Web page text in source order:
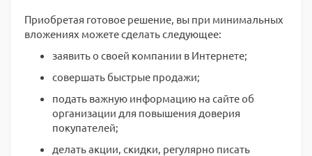
Приобретая готовое решение, вы при минимальных
вложениях можете сделать следующее:
заявить о своей компании в Интернете;
совершать быстрые продажи;
подать важную информацию на сайте об
организации для повышения доверия
покупателей;
делать акции, скидки, регулярно писать